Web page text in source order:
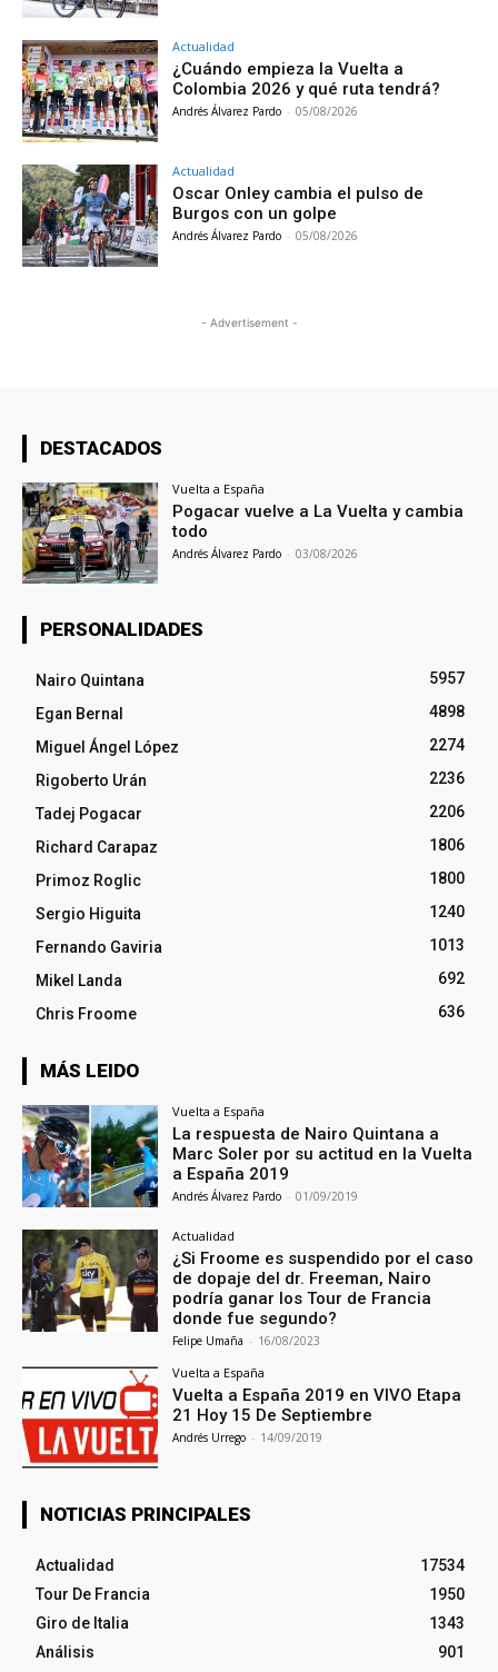
Actualidad
¿Cuándo empieza la Vuelta a
Colombia 2026 y qué ruta tendrá?
Andrés Álvarez Pardo - 05/08/2026
Actualidad
Oscar Onley cambia el pulso de
Burgos con un golpe
Andrés Álvarez Pardo - 05/08/2026
- Advertisement -
DESTACADOS
Vuelta a España
Pogacar vuelve a La Vuelta y cambia
todo
Andrés Álvarez Pardo - 03/08/2026
PERSONALIDADES
Nairo Quintana
5957
Egan Bernal
4898
Miguel Ángel López
2274
Rigoberto Urán
2236
Tadej Pogacar
2206
Richard Carapaz
1806
Primoz Roglic
1800
Sergio Higuita
1240
Fernando Gaviria
1013
Mikel Landa
692
Chris Froome
636
MÁS LEIDO
Vuelta a España
La respuesta de Nairo Quintana a
Marc Soler por su actitud en la Vuelta
a España 2019
Andrés Álvarez Pardo - 01/09/2019
Actualidad
¿Si Froome es suspendido por el caso
de dopaje del dr. Freeman, Nairo
podría ganar los Tour de Francia
donde fue segundo?
Felipe Umaña - 16/08/2023
Vuelta a España
Vuelta a España 2019 en VIVO Etapa
21 Hoy 15 De Septiembre
Andrés Urrego - 14/09/2019
NOTICIAS PRINCIPALES
Actualidad
17534
Tour De Francia
1950
Giro de Italia
1343
Análisis
901